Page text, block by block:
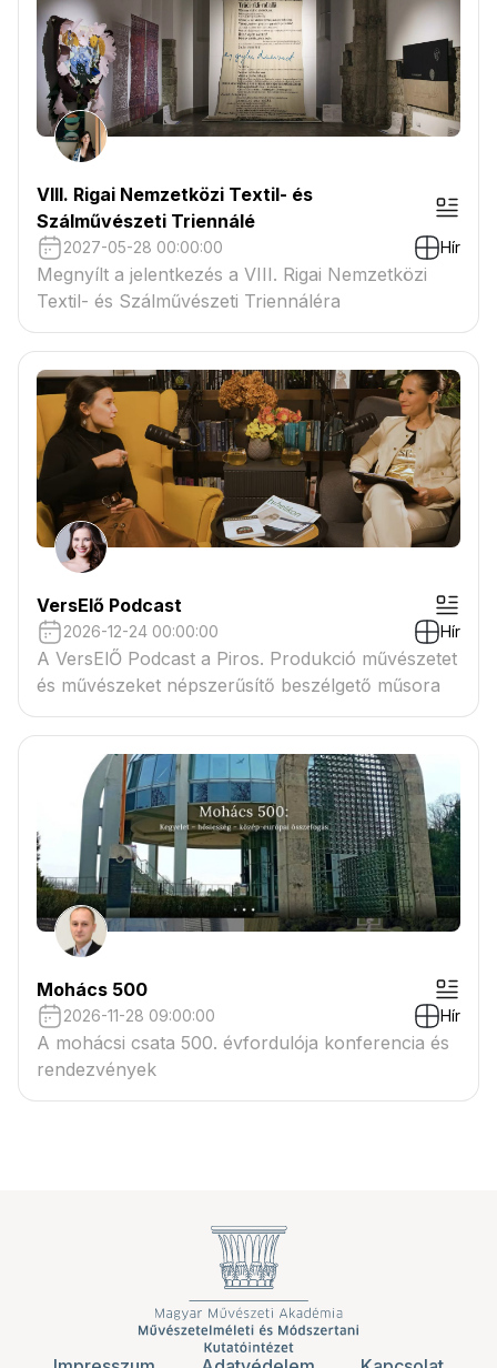
VIII. Rigai Nemzetközi Textil- és
Szálművészeti Triennálé
2027-05-28 00:00:00 Hír
Megnyílt a jelentkezés a VIII. Rigai Nemzetközi
Textil- és Szálművészeti Triennáléra
VersElő Podcast
2026-12-24 00:00:00 Hír
A VersElŐ Podcast a Piros. Produkció művészetet
és művészeket népszerűsítő beszélgető műsora
Mohács 500
2026-11-28 09:00:00 Hír
A mohácsi csata 500. évfordulója konferencia és
rendezvények